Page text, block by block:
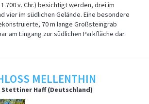
v. Chr.) besichtigt werden, drei im
vier im südlichen Gelände. Eine besondere
70 m lange Großsteingrab
am Eingang zur südlichen Parkfläche dar.
MELLENTHIN
Stettiner Haff (Deutschland)